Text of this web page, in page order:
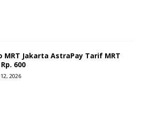
MRT Jakarta AstraPay Tarif MRT
600
2026